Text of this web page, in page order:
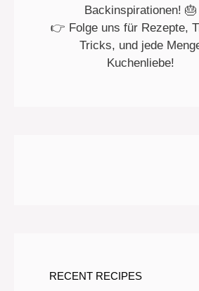
Backinspirationen! 🎂
👉 Folge uns für Rezepte,
Tricks, und jede
Kuchenliebe!
RECENT RECIPES